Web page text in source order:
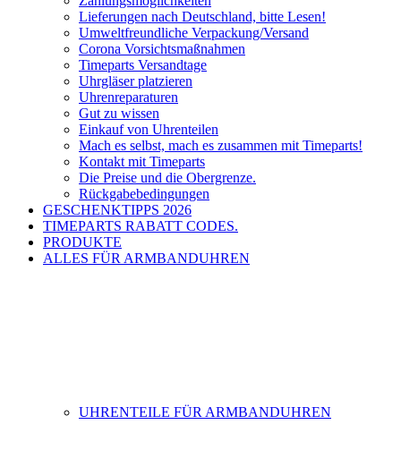
Lieferungen nach Deutschland, bitte Lesen!
Umweltfreundliche Verpackung/Versand
Corona Vorsichtsmaßnahmen
Timeparts Versandtage
Uhrgläser platzieren
Uhrenreparaturen
Gut zu wissen
Einkauf von Uhrenteilen
Mach es selbst, mach es zusammen mit Timeparts!
Kontakt mit Timeparts
Die Preise und die Obergrenze.
Rückgabebedingungen
GESCHENKTIPPS 2026
TIMEPARTS RABATT CODES.
PRODUKTE
ALLES FÜR ARMBANDUHREN
UHRENTEILE FÜR ARMBANDUHREN